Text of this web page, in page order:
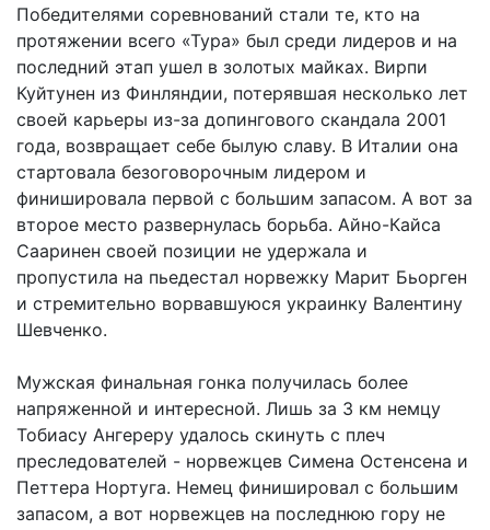
Победителями соревнований стали те, кто на
протяжении всего «Тура» был среди лидеров и на
последний этап ушел в золотых майках. Вирпи
Куйтунен из Финляндии, потерявшая несколько лет
своей карьеры из-за допингового скандала 2001
года, возвращает себе былую славу. В Италии она
стартовала безоговорочным лидером и
финишировала первой с большим запасом. А вот за
второе место развернулась борьба. Айно-Кайса
Сааринен своей позиции не удержала и
пропустила на пьедестал норвежку Марит Бьорген
и стремительно ворвавшуюся украинку Валентину
Шевченко.
Мужская финальная гонка получилась более
напряженной и интересной. Лишь за 3 км немцу
Тобиасу Ангереру удалось скинуть с плеч
преследователей - норвежцев Симена Остенсена и
Петтера Нортуга. Немец финишировал с большим
запасом, а вот норвежцев на последнюю гору не